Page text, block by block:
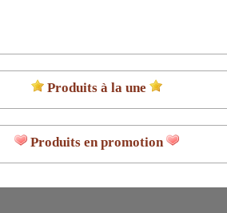
Produits à la une
Produits en promotion